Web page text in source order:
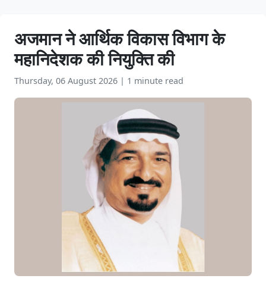
अजमान ने आर्थिक विकास विभाग के
महानिदेशक की नियुक्ति की
Thursday, 06 August 2026 | 1 minute read